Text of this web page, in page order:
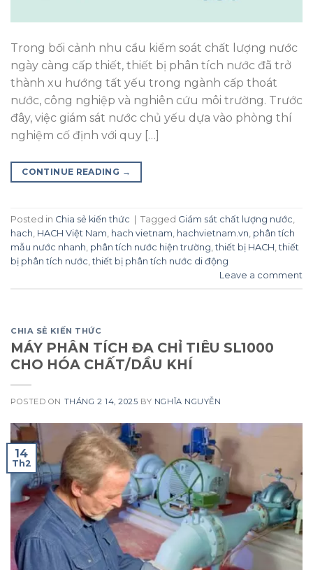
Trong bối cảnh nhu cầu kiểm soát chất lượng nước
ngày càng cấp thiết, thiết bị phân tích nước đã trở
thành xu hướng tất yếu trong ngành cấp thoát
nước, công nghiệp và nghiên cứu môi trường. Trước
đây, việc giám sát nước chủ yếu dựa vào phòng thí
nghiệm cố định với quy […]
CONTINUE READING →
Posted in Chia sẻ kiến thức Tagged Giám sát chất lượng nước,
hach, HACH Việt Nam, hach vietnam, hachvietnam.vn, phân tích
mẫu nước nhanh, phân tích nước hiện trường,thiết bị HACH,thiết
bị phân tích nước,thiết bị phân tích nước di động
Leave a comment
CHIA SẺ KIẾN THỨC
MÁY PHÂN TÍCH ĐA CHỈ TIÊU SL1000
CHO HÓA CHẤT/DẦU KHÍ
POSTED ON THÁNG 2 14, 2025 BY NGHĨA NGUYỄN
14
Th2